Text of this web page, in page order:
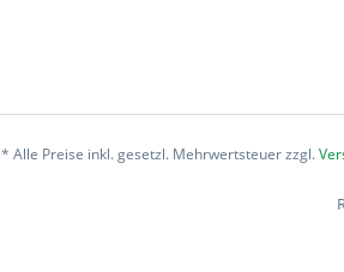
* Alle Preise inkl. gesetzl. Mehrwertsteuer zzgl.